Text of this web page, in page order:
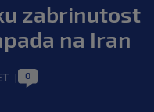
zabrinutost
na Iran
0